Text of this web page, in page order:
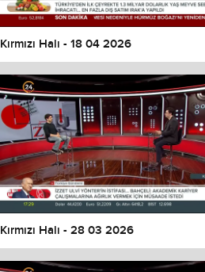
Kırmızı Halı - 18 04 2026
Kırmızı Halı - 28 03 2026